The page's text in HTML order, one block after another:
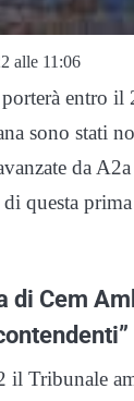
alle 11:06
entro
sono stati
da
questa
di Cem
il Tribunale